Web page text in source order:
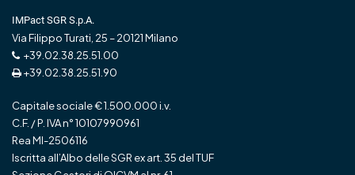
IMPact SGR S.p.A.
Via Filippo Turati, 25 – 20121 Milano
+39.02.38.25.51.00
+39.02.38.25.51.90
Capitale sociale € 1.500.000 i.v.
C.F. / P. IVA n° 10107990961
Rea MI-2506116
Iscritta all’Albo delle SGR ex art. 35 del TUF